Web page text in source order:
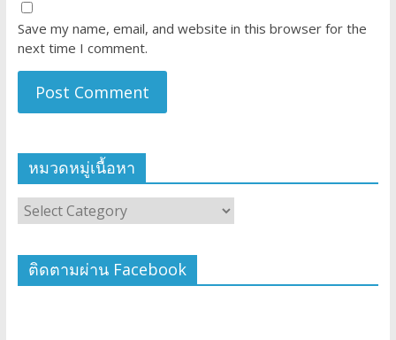
Save my name, email, and website in this browser for the
next time I comment.
หมวดหมู่เนื้อหา
ติดตามผ่าน Facebook